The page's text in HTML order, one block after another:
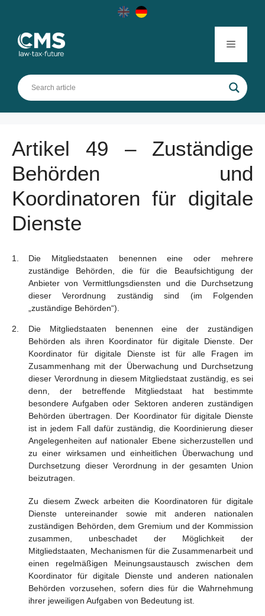
Menu
Artikel 49 – Zuständige
Behörden und
Koordinatoren für digitale
Dienste
Die Mitgliedstaaten benennen eine oder mehrere
zuständige Behörden, die für die Beaufsichtigung der
Anbieter von Vermittlungsdiensten und die Durchsetzung
dieser Verordnung zuständig sind (im Folgenden
„zuständige Behörden“).
Die Mitgliedstaaten benennen eine der zuständigen
Behörden als ihren Koordinator für digitale Dienste. Der
Koordinator für digitale Dienste ist für alle Fragen im
Zusammenhang mit der Überwachung und Durchsetzung
dieser Verordnung in diesem Mitgliedstaat zuständig, es sei
denn, der betreffende Mitgliedstaat hat bestimmte
besondere Aufgaben oder Sektoren anderen zuständigen
Behörden übertragen. Der Koordinator für digitale Dienste
ist in jedem Fall dafür zuständig, die Koordinierung dieser
Angelegenheiten auf nationaler Ebene sicherzustellen und
zu einer wirksamen und einheitlichen Überwachung und
Durchsetzung dieser Verordnung in der gesamten Union
beizutragen.
Zu diesem Zweck arbeiten die Koordinatoren für digitale
Dienste untereinander sowie mit anderen nationalen
zuständigen Behörden, dem Gremium und der Kommission
zusammen, unbeschadet der Möglichkeit der
Mitgliedstaaten, Mechanismen für die Zusammenarbeit und
einen regelmäßigen Meinungsaustausch zwischen dem
Koordinator für digitale Dienste und anderen nationalen
Behörden vorzusehen, sofern dies für die Wahrnehmung
ihrer jeweiligen Aufgaben von Bedeutung ist.